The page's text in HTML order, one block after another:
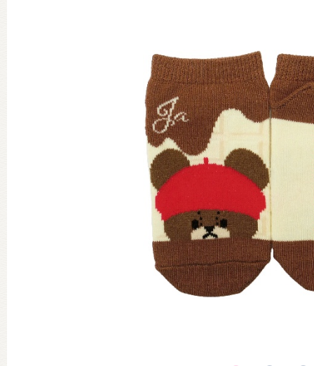
グッズインフォメーション
ミュージカル・コンサート
おたのしみコンテンツ(クイズ・
チア ジャッキーズ！